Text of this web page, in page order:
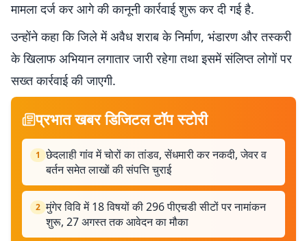
मामला दर्ज कर आगे की कानूनी कार्रवाई शुरू कर दी गई है.
उन्होंने कहा कि जिले में अवैध शराब के निर्माण, भंडारण और तस्करी
के खिलाफ अभियान लगातार जारी रहेगा तथा इसमें संलिप्त लोगों पर
सख्त कार्रवाई की जाएगी.
प्रभात खबर डिजिटल टॉप स्टोरी
1 छेदलाही गांव में चोरों का तांडव, सेंधमारी कर नकदी, जेवर व
बर्तन समेत लाखों की संपत्ति चुराई
2 मुंगेर विवि में 18 विषयों की 296 पीएचडी सीटों पर नामांकन
शुरू, 27 अगस्त तक आवेदन का मौका